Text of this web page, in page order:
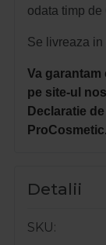
odata timp de
Se livreaza in
Va garantam
pe site-ul
Declaratie
Detalii
SKU